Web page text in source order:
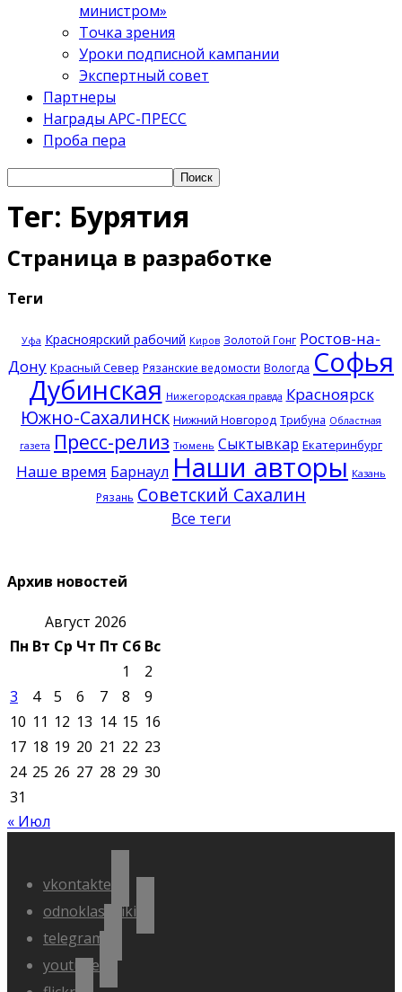
министром»
Точка зрения
Уроки подписной кампании
Экспертный совет
Партнеры
Награды АРС-ПРЕСС
Проба пера
Тег: Бурятия
Страница в разработке
Теги
Уфа Красноярский рабочий Киров Золотой Гонг Ростов-на-
Дону Красный Север Рязанские ведомости Вологда Софья
Дубинская Нижегородская правда Красноярск
Южно-Сахалинск Нижний Новгород Трибуна Областная
газета Пресс-релиз Тюмень Сыктывкар Екатеринбург
Наше время Барнаул Наши авторы Казань
Рязань Советский Сахалин
Все теги
Архив новостей
Август 2026
Пн Вт Ср Чт Пт Сб Вс
1
2
3
4 5 6 7 8
9
10 11 12 13 14 15 16
17 18 19 20 21 22 23
24 25 26 27 28 29 30
31
« Июл
vkontakte
odnoklassniki
telegram
youtube